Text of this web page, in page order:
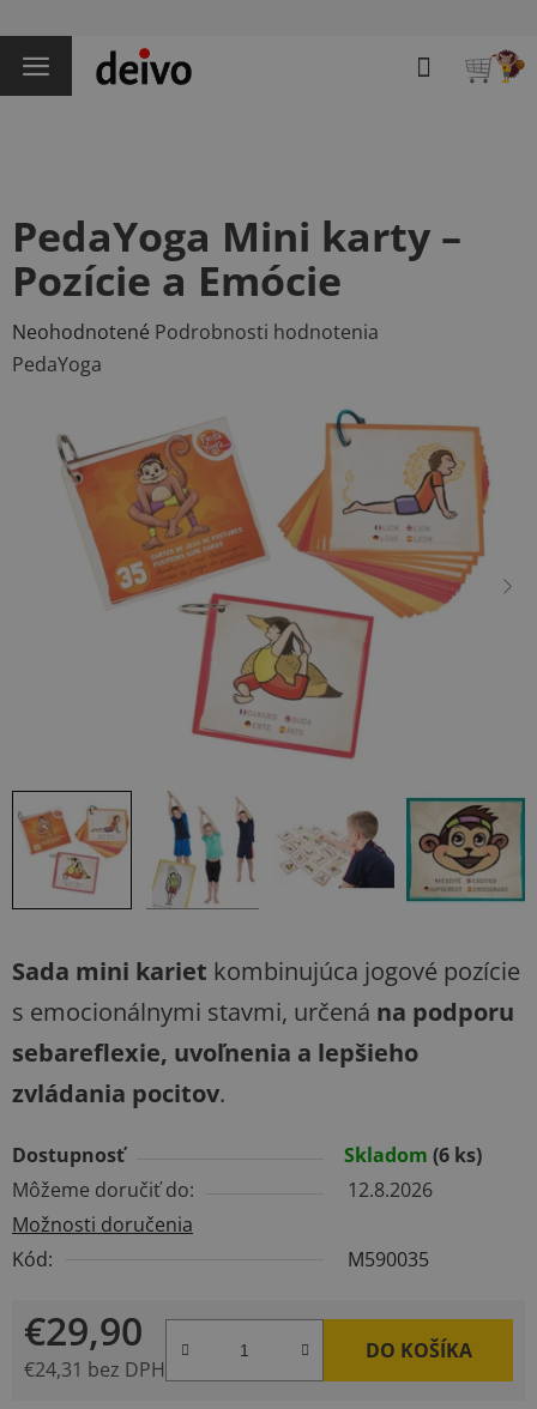
na
obsah
Hľadať
Sada mini kariet kombinujúca jogové pozície
s emocionálnymi stavmi, určená na podporu
sebareflexie, uvoľnenia a lepšieho
zvládania pocitov.
Dostupnosť Skladom (6 ks)
Môžeme doručiť do:
12.8.2026
Možnosti doručenia
Kód:
M590035
€29,90
€24,31 bez DPH
DO KOŠÍKA
PedaYoga Mini karty –
Pozície a Emócie
Priemerné
hodnotenie
hviezdičiek.
Neohodnotené Podrobnosti hodnotenia
PedaYoga